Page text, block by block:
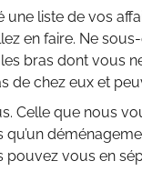
liste de vos
en faire. Ne
bras dont vous
de chez eux et
Celle que nous
pouvez vous en